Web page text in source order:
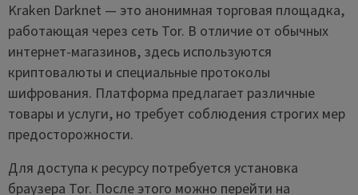
Kraken Darknet — это анонимная торговая площадка,
работающая через сеть Tor. В отличие от обычных
интернет-магазинов, здесь используются
криптовалюты и специальные протоколы
шифрования. Платформа предлагает различные
товары и услуги, но требует соблюдения строгих мер
предосторожности.
Для доступа к ресурсу потребуется установка
браузера Tor. После этого можно перейти на